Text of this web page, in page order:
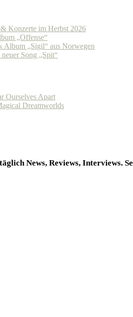
Konzerte im Herbst 2026
„Offense“
„Sigil“ aus Norwegen
Song „Spit“
Ourselves Apart
Dreamworlds
News, Reviews, Interviews.